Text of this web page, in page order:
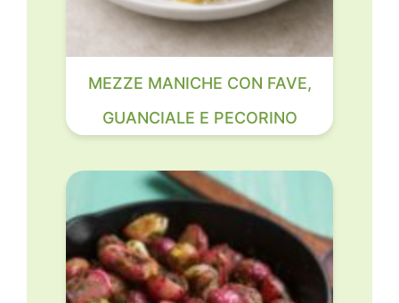
MEZZE MANICHE CON FAVE,
GUANCIALE E PECORINO